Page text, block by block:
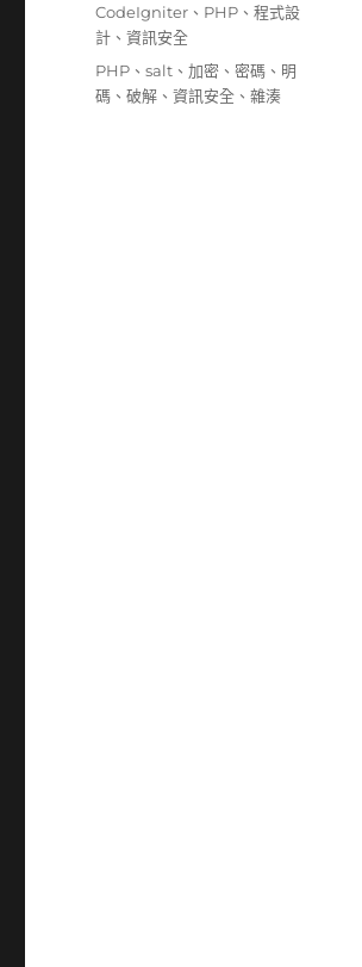
日
分
類
CodeIgniter 、 PHP 、程式設
計 、資訊安全
標
籤
PHP 、salt 、加密 、 密碼 、 明
碼 、破解 、資訊安全 、雜湊